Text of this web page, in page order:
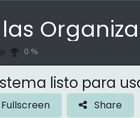
0 %
listo para
Fullscreen Share